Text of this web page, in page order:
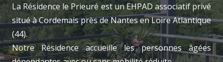
La Résidence le Prieuré est un EHPAD associatif privé
situé à Cordemais près de Nantes en Loire Atlantique
(44).
Notre Résidence accueille les personnes âgées